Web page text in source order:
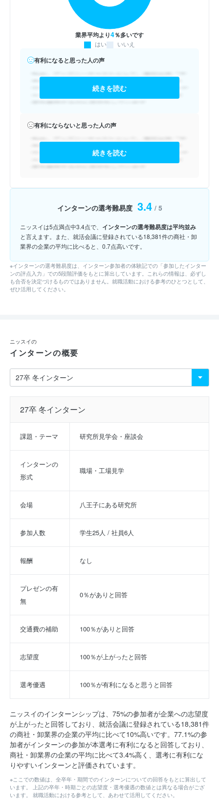
業界平均より4％多いです
はい いいえ
有利になると思った人の声
続きを読む
有利にならないと思った人の声
続きを読む
インターンの選考難易度 3.4 / 5
ニッスイは5点満点中3.4点で、 インターンの選考難易度は平均並み
と言えます。また、就活会議に登録されている18,381件の商社・卸
業界の企業の平均に比べると、0.7点高いです。
※インターンの選考難易度は、インターン参加者の体験記での「参加したインター
ンの評点入力」での5段階評価をもとに算出しています。これらの情報は、必ずし
も合否を決定づけるものではありません。就職活動における参考のひとつとして、
ぜひ活用してください。
ニッスイの
インターンの概要
27卒 冬インターン
課題・テーマ 研究所見学会・座談会
インターンの
形式
職場・工場見学
会場 八王子にある研究所
参加人数 学生25人 / 社員6人
報酬 なし
プレゼンの有
無
0％がありと回答
交通費の補助 100％がありと回答
志望度 100％が上がったと回答
選考優遇 100％が有利になると思うと回答
ニッスイのインターンシップは、75%の参加者が企業への志望度
が上がったと回答しており、就活会議に登録されている18,381件
の商社・卸業界の企業の平均に比べて10%高いです。77.1%の参
加者がインターンの参加が本選考に有利になると回答しており、
商社・卸業界の企業の平均に比べて3.4%高く、選考に有利にな
りやすいインターンと評価されています。
※ここでの数値は、全卒年・期間でのインターンについての回答をもとに算出して
います。 上記の卒年・時期ごとの志望度・選考優遇の数値とは異なる場合がござ
います。 就職活動における参考として、あわせて活用してください。